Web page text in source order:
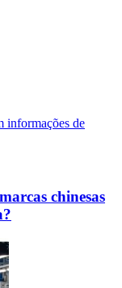
informações de
chinesas